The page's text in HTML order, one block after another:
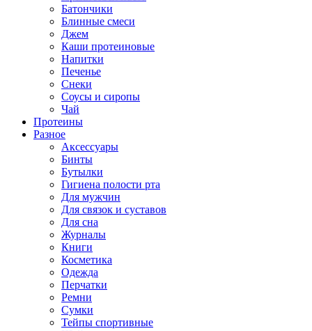
Батончики
Блинные смеси
Джем
Каши протеиновые
Напитки
Печенье
Снеки
Соусы и сиропы
Чай
Протеины
Разное
Аксессуары
Бинты
Бутылки
Гигиена полости рта
Для мужчин
Для связок и суставов
Для сна
Журналы
Книги
Косметика
Одежда
Перчатки
Ремни
Сумки
Тейпы спортивные